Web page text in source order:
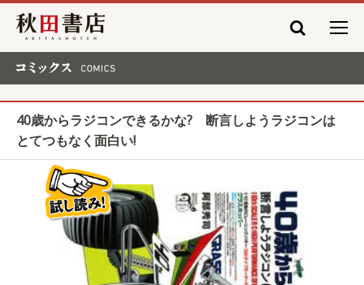
秋田書店
40歳からラジコンできるかな? 断言しようラジコンは
とてつもなく面白い!